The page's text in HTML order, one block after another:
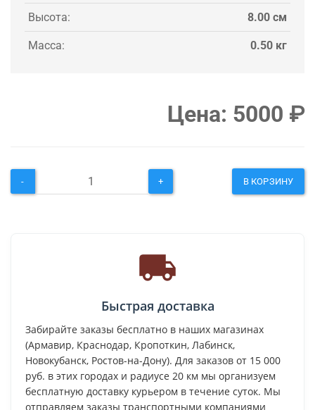
Высота: 8.00 см
Масса: 0.50 кг
Цена: 5000 ₽
- + В КОРЗИНУ
Быстрая доставка
Забирайте заказы бесплатно в наших магазинах
(Армавир, Краснодар, Кропоткин, Лабинск,
Новокубанск, Ростов-на-Дону). Для заказов от 15 000
руб. в этих городах и радиусе 20 км мы организуем
бесплатную доставку курьером в течение суток. Мы
отправляем заказы транспортными компаниями